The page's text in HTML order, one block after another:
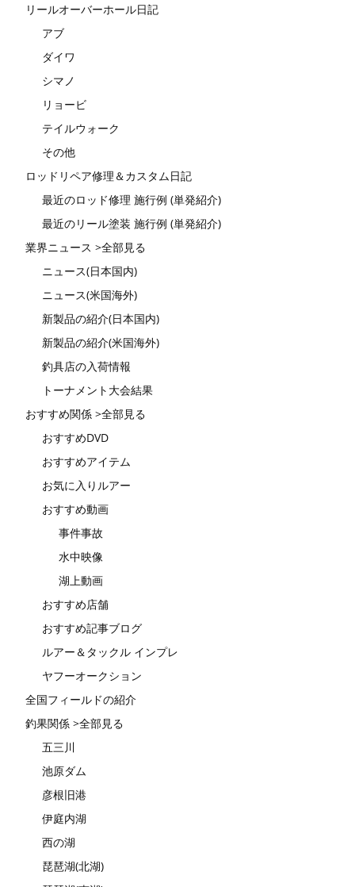
リールオーバーホール日記
アブ
ダイワ
シマノ
リョービ
テイルウォーク
その他
ロッドリペア修理＆カスタム日記
最近のロッド修理 施行例 (単発紹介)
最近のリール塗装 施行例 (単発紹介)
業界ニュース >全部見る
ニュース(日本国内)
ニュース(米国海外)
新製品の紹介(日本国内)
新製品の紹介(米国海外)
釣具店の入荷情報
トーナメント大会結果
おすすめ関係 >全部見る
おすすめDVD
おすすめアイテム
お気に入りルアー
おすすめ動画
事件事故
水中映像
湖上動画
おすすめ店舗
おすすめ記事ブログ
ルアー＆タックル インプレ
ヤフーオークション
全国フィールドの紹介
釣果関係 >全部見る
五三川
池原ダム
彦根旧港
伊庭内湖
西の湖
琵琶湖(北湖)